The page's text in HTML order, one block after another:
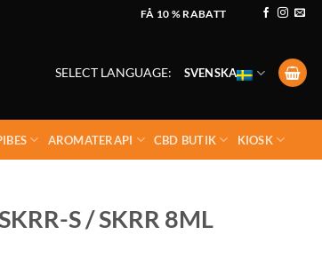
FÅ 10 % RABATT
SELECT LANGUAGE: SVENSKA
AROMATERAPI CBD BUTIK KIOSK
S / SKRR 8ML